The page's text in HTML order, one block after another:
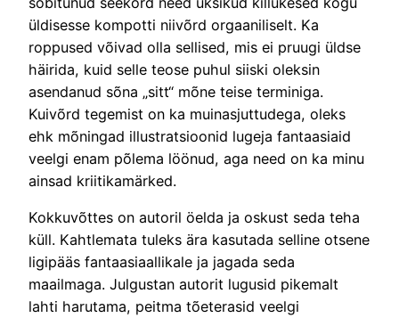
üldisesse kompotti niivõrd orgaaniliselt. Ka
roppused võivad olla sellised, mis ei pruugi üldse
häirida, kuid selle teose puhul siiski oleksin
asendanud sõna „sitt“ mõne teise terminiga.
Kuivõrd tegemist on ka muinasjuttudega, oleks
ehk mõningad illustratsioonid lugeja fantaasiaid
veelgi enam põlema löönud, aga need on ka minu
ainsad kriitikamärked.
Kokkuvõttes on autoril öelda ja oskust seda teha
küll. Kahtlemata tuleks ära kasutada selline otsene
ligipääs fantaasiaallikale ja jagada seda
maailmaga. Julgustan autorit lugusid pikemalt
lahti harutama, peitma tõeterasid veelgi